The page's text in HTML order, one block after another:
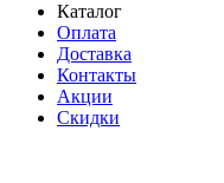
Каталог
Оплата
Доставка
Контакты
Акции
Скидки